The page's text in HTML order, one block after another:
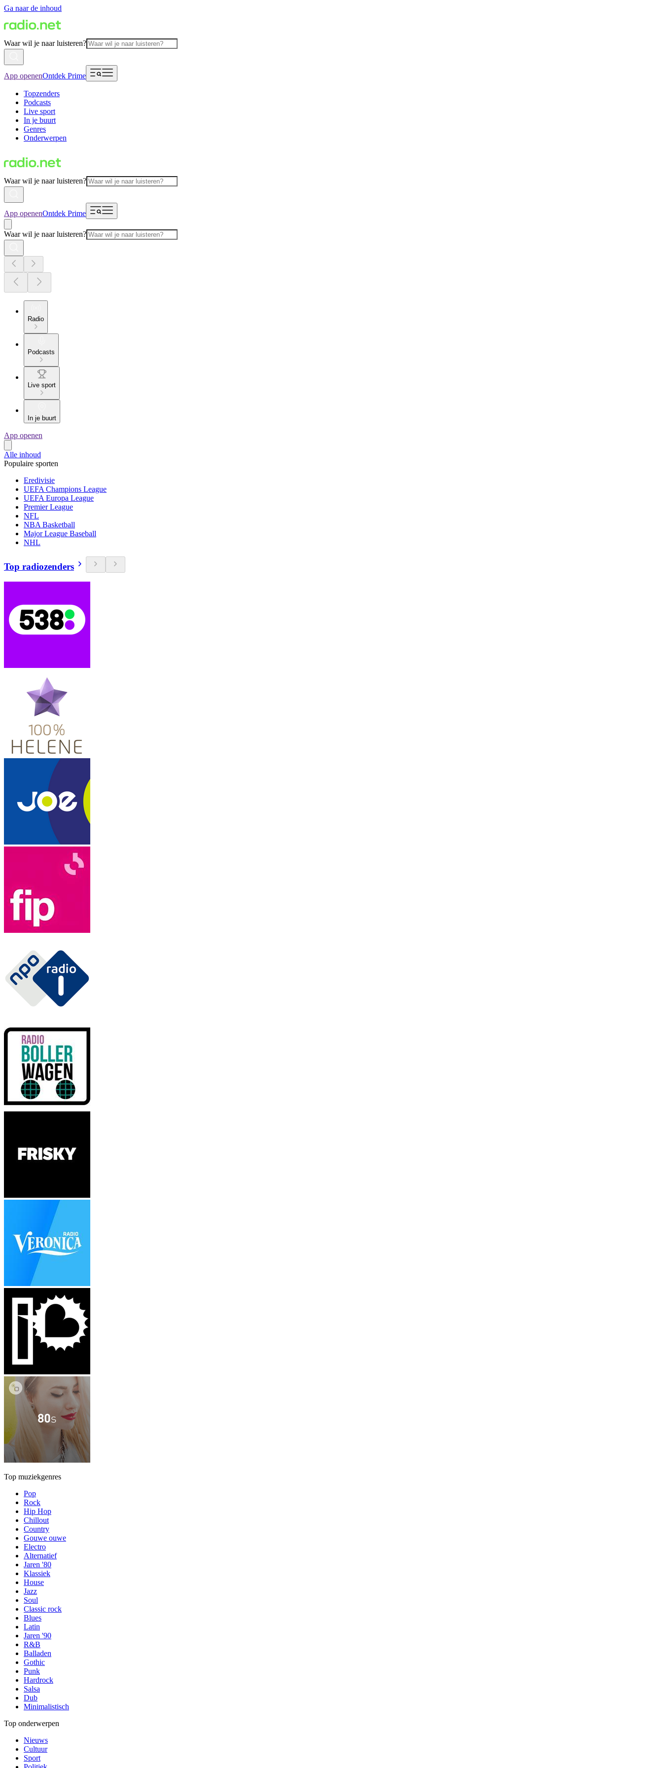
Ga naar de inhoud
Waar wil je naar luisteren?
App openenOntdek Prime
Topzenders
Podcasts
Live sport
In je buurt
Genres
Onderwerpen
Waar wil je naar luisteren?
App openenOntdek Prime
Waar wil je naar luisteren?
Radio
Podcasts
Live sport
In je buurt
App openen
Alle inhoud
Populaire sporten
Eredivisie
UEFA Champions League
UEFA Europa League
Premier League
NFL
NBA Basketball
Major League Baseball
NHL
Top radiozenders
Top muziekgenres
Pop
Rock
Hip Hop
Chillout
Country
Gouwe ouwe
Electro
Alternatief
Jaren '80
Klassiek
House
Jazz
Soul
Classic rock
Blues
Latin
Jaren '90
R&B
Balladen
Gothic
Punk
Hardrock
Salsa
Dub
Minimalistisch
Top onderwerpen
Nieuws
Cultuur
Sport